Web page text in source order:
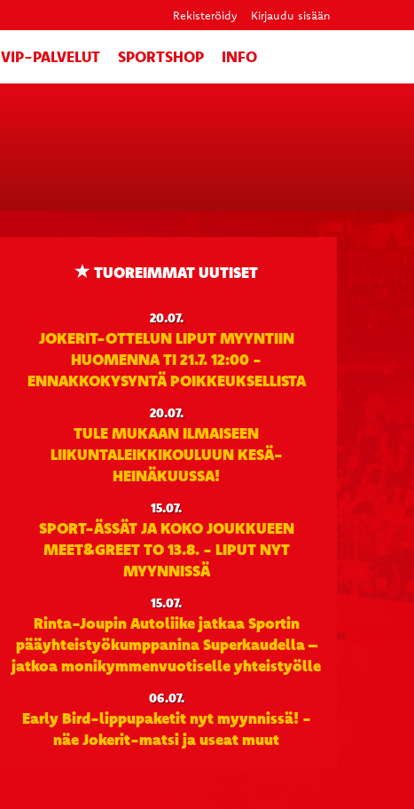
Rekisteröidy Kirjaudu sisään
VIP-PALVELUT SPORTSHOP INFO
TUOREIMMAT UUTISET
20.07.
JOKERIT-OTTELUN LIPUT MYYNTIIN
HUOMENNA TI 21.7. 12:00 -
ENNAKKOKYSYNTÄ POIKKEUKSELLISTA
20.07.
TULE MUKAAN ILMAISEEN
LIIKUNTALEIKKIKOULUUN KESÄ-
HEINÄKUUSSA!
15.07.
SPORT-ÄSSÄT JA KOKO JOUKKUEEN
MEET&GREET TO 13.8. - LIPUT NYT
MYYNNISSÄ
15.07.
Rinta-Joupin Autoliike jatkaa Sportin
pääyhteistyökumppanina Superkaudella –
jatkoa monikymmenvuotiselle yhteistyölle
06.07.
Early Bird-lippupaketit nyt myynnissä! -
näe Jokerit-matsi ja useat muut